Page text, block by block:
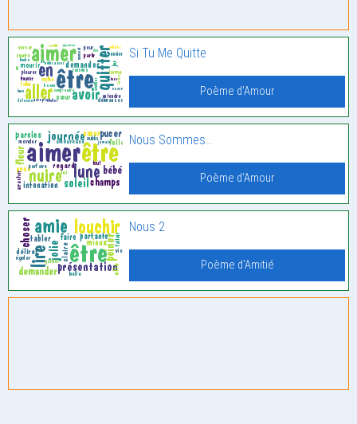
Si Tu Me Quitte
Poème d'Amour
Nous Sommes…
Poème d'Amour
Nous 2
Poème d'Amitié